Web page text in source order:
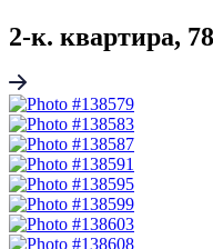
2-к. квартира,